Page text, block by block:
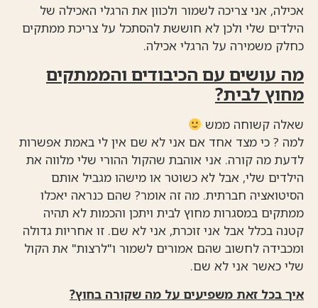
אכילה, אני צריכה לשמור ולכוון את הרגלי האכילה של
הילדים שלי ולכן לא חוששת להסתכל על צריכת ממתקים
כחלק משמירה על הרגלי אכילה.
מה עושים עם הכיבודים והממתקים
מחוץ לבית?
שאלה קשוחה ממש
למה ? כי מצד אחד אם אני לא שם אין לי באמת אפשרות
לדעת מה קורה. אני אוהבת שהקול ההורי שלי מלווה את
הילדים שלי, אבל לא כשוטר או מישהו מגביל אותם
הסיטואציה חברתית. מה זה אומר? שהם כנראה יאכלו
ממתקים במסגרות מחוץ לבית ויתכן והכמות לא תהיה
קטנה בכלל אבל אני זוכרת, אני לא שם. זו אחריות גדולה
ומכבידה לחשוב שהם אמורים לשמור ו"לרצות" את הקול
שלי כאשר אני לא שם.
איך בכל זאת משפיעים על מה שקורה בחוץ?